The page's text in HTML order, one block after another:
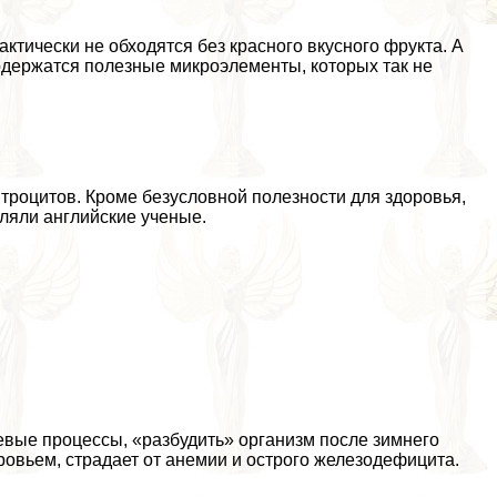
не обходятся без красного вкусного фрукта. А
полезные микроэлементы, которых так не
Кроме безусловной полезности для здоровья,
английские ученые.
процессы, «разбудить» организм после зимнего
страдает от анемии и острого железодефицита.